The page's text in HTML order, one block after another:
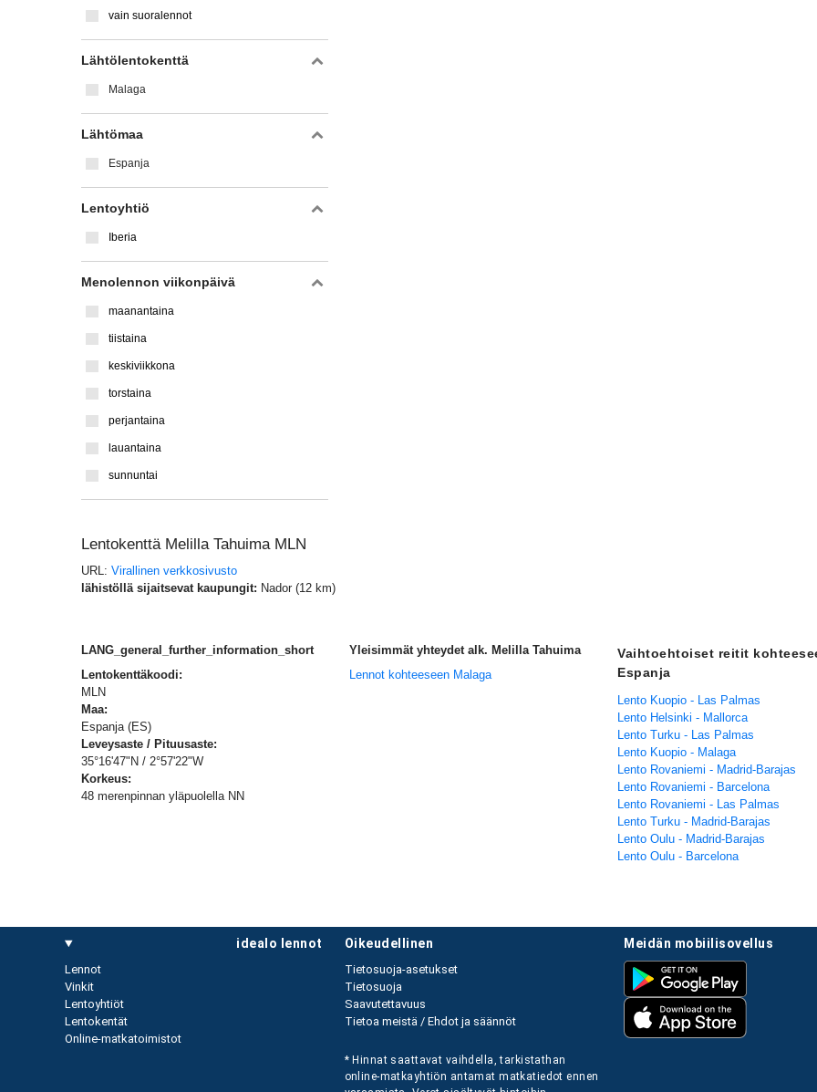
vain suoralennot
Lähtölentokenttä
Malaga
Lähtömaa
Espanja
Lentoyhtiö
Iberia
Menolennon viikonpäivä
maanantaina
tiistaina
keskiviikkona
torstaina
perjantaina
lauantaina
sunnuntai
Lentokenttä Melilla Tahuima MLN
URL: Virallinen verkkosivusto
lähistöllä sijaitsevat kaupungit: Nador (12 km)
LANG_general_further_information_short
Lentokenttäkoodi:
MLN
Maa:
Espanja (ES)
Leveysaste / Pituusaste:
35°16'47"N / 2°57'22"W
Korkeus:
48 merenpinnan yläpuolella NN
Yleisimmät yhteydet alk. Melilla Tahuima
Lennot kohteeseen Malaga
Vaihtoehtoiset reitit
Espanja
Lento Kuopio - Las Palmas
Lento Helsinki - Mallorca
Lento Turku - Las Palmas
Lento Kuopio - Malaga
Lento Rovaniemi - Madrid-Barajas
Lento Rovaniemi - Barcelona
Lento Rovaniemi - Las Palmas
Lento Turku - Madrid-Barajas
Lento Oulu - Madrid-Barajas
Lento Oulu - Barcelona
idealo lennot
Lennot
Vinkit
Lentoyhtiöt
Lentokentät
Online-matkatoimistot
meidän mobiilisovellus
oikeudellinen
Tietosuoja-asetukset
Tietosuoja
Saavutettavuus
Tietoa meistä / Ehdot ja säännöt
* Hinnat saattavat vaihdella, tarkistathan
online-matkayhtiön antamat matkatiedot ennen